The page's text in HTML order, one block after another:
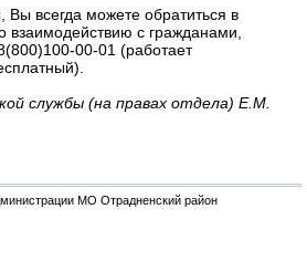
Вы всегда можете обратиться в
взаимодействию с гражданами,
00-01 (работает
службы (на правах отдела) Е.М.
МО Отрадненский район